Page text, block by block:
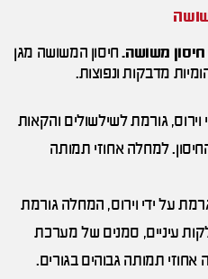
חיסון משושה.חיסון המשושה מגן
גורמת לשילשולים והקאות
למחלה אחוזי תמותה
על ידי וירוס, המחלה גורמת
עיניים, סמנים של מערכת
תמותה גבוהים בגורים.